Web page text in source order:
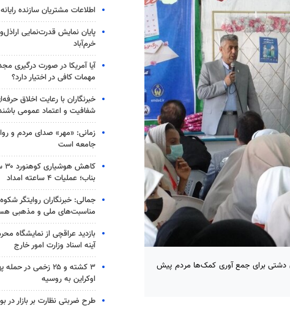
در سطح شهرستان دشتی برای جمع آوری کمک‌ها مردم پیش
اطلاعات مشتریان سازنده
پایان نمایش قدرت‌نمایی
خرم‌آباد
آیا آمریکا در صورت درگیری
مهمات کافی در اختیار دارد؟
خبرنگاران با رعایت اخلاق
شفافیت و اعتماد عمومی
زمانی: «مهر» صدای مردم و
جامعه است
بناب؛ عملیات ۴ ساعته امداد
جمالی: خبرنگاران روایتگر
مناسبت‌های ملی و مذهبی
بازدید عراقچی از نمایشگاه
آینه اسناد وزارت امور خارج
۳ کشته و ۲۵ زخمی در
اوکراین به روسیه
طرح ضربتی نظارت بر بازار در